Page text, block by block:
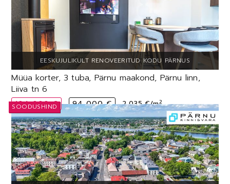
Müüa korter, 3 tuba, Pärnu maakond, Pärnu linn,
Liiva tn 6
104 000 € 94 000 € 2 035 €/m2